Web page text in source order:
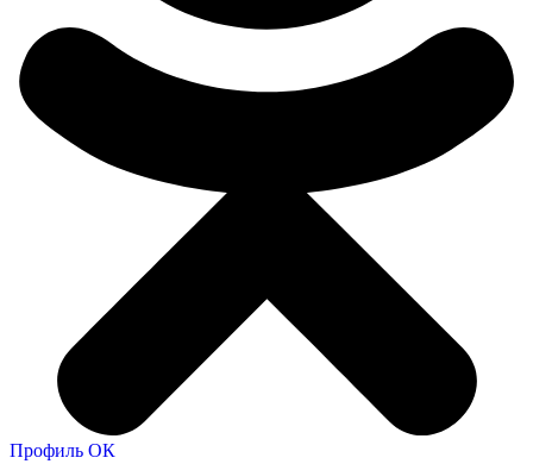
Профиль ОК